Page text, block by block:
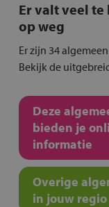
Er valt veel
op weg
Er zijn 34
Bekijk de
Deze
bieden je
informatie
Overige
in jouw regio